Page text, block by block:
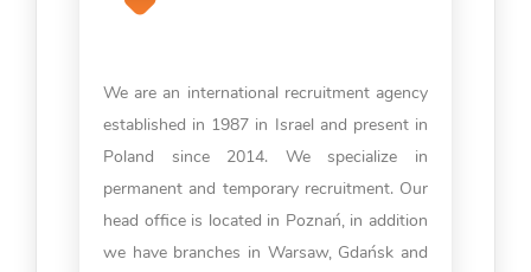
We are an international recruitment agency
established in 1987 in Israel and present in
Poland since 2014. We specialize in
permanent and temporary recruitment. Our
head office is located in Poznań, in addition
we have branches in Warsaw, Gdańsk and